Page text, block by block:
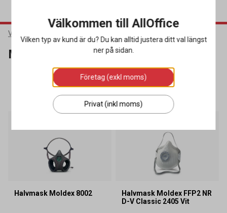
Varumärken
Moldex
SORTERA
12 produkter
Halvmask Moldex 8002
Halvmask Moldex FFP2 NR
D-V Classic 2405 Vit
Välkommen till AllOffice
Vilken typ av kund är du? Du kan alltid justera ditt val längst
ner på sidan.
Företag (exkl moms)
Privat (inkl moms)